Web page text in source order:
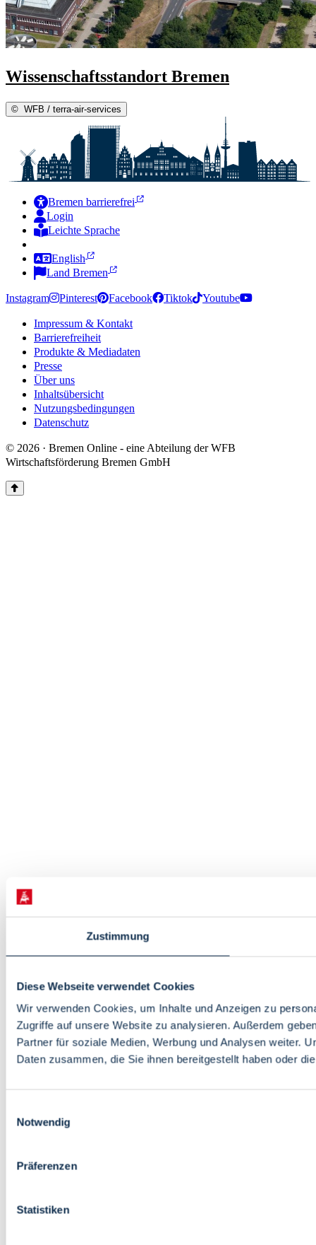
Zustimmung
Diese Webseite verwendet Cookies
Wir verwenden Cookies, um Inhalte und Anzeigen zu
Zugriffe auf unsere Website zu analysieren. Außerdem
Partner für soziale Medien, Werbung und Analysen weiter.
Daten zusammen, die Sie ihnen bereitgestellt haben oder
Notwendig
Präferenzen
Statistiken
Wissenschaftsstandort Bremen
© WFB / terra-air-services
Bremen barrierefrei
Login
Leichte Sprache
English
Land Bremen
Instagram Pinterest Facebook Tiktok Youtube
Impressum & Kontakt
Barrierefreiheit
Produkte & Mediadaten
Presse
Über uns
Inhaltsübersicht
Nutzungsbedingungen
Datenschutz
© 2026 · Bremen Online - eine Abteilung der WFB
Wirtschaftsförderung Bremen GmbH